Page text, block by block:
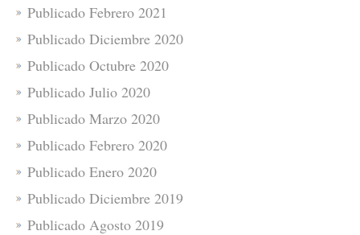
Publicado Febrero 2021
Publicado Diciembre 2020
Publicado Octubre 2020
Publicado Julio 2020
Publicado Marzo 2020
Publicado Febrero 2020
Publicado Enero 2020
Publicado Diciembre 2019
Publicado Agosto 2019